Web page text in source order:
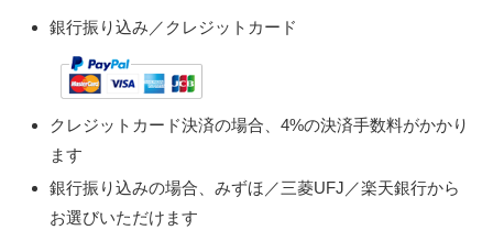
銀行振り込み／クレジットカード
クレジットカード決済の場合、4%の決済手数料がかかり
ます
銀行振り込みの場合、みずほ／三菱UFJ／楽天銀行から
お選びいただけます